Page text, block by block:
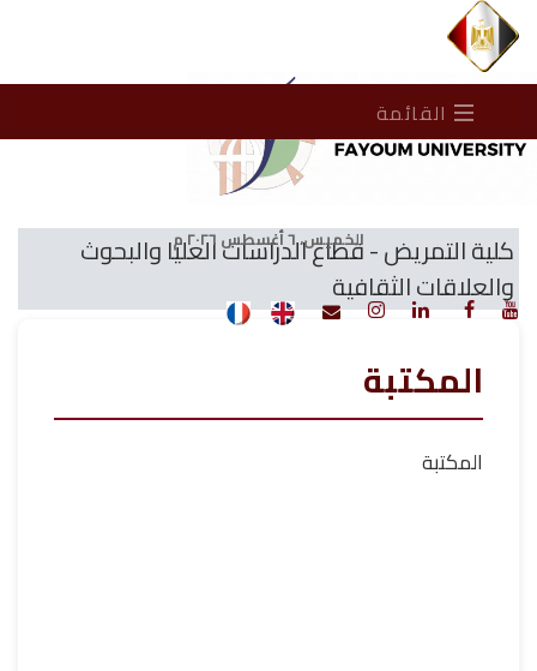
الخميس، ٦ أغسطس ٢٠٢٦ م
القائمة
كلية التمريض - قطاع الدراسات العليا والبحوث
والعلاقات الثقافية
المكتبة
المكتبة